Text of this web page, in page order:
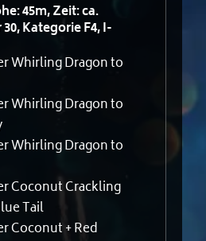
45m, Zeit: ca.
Kategorie F4, I-
Whirling Dragon to
Whirling Dragon to
Whirling Dragon to
Coconut Crackling
Tail
Coconut + Red